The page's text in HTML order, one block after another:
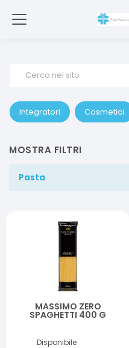
Cerca nel sito
Integratori Cosmetici
MOSTRA FILTRI
Pasta
MASSIMO ZERO
SPAGHETTI 400 G
Disponibile